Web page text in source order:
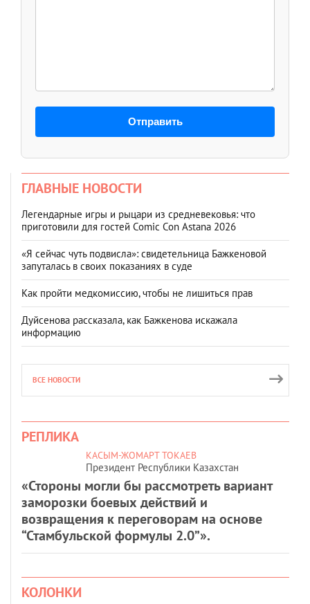
Отправить
ГЛАВНЫЕ НОВОСТИ
Легендарные игры и рыцари из средневековья: что
приготовили для гостей Comic Con Astana 2026
«Я сейчас чуть подвисла»: свидетельница Бажкеновой
запуталась в своих показаниях в суде
Как пройти медкомиссию, чтобы не лишиться прав
Дуйсенова рассказала, как Бажкенова искажала
информацию
ВСЕ НОВОСТИ
РЕПЛИКА
КАСЫМ-ЖОМАРТ ТОКАЕВ
Президент Республики Казахстан
«Стороны могли бы рассмотреть вариант
заморозки боевых действий и
возвращения к переговорам на основе
“Стамбульской формулы 2.0”».
КОЛОНКИ